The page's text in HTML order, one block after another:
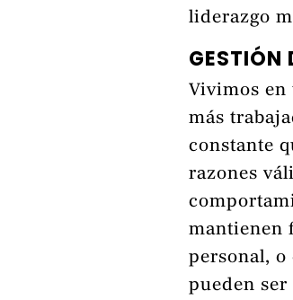
liderazgo
GESTIÓN
Vivimos en
más
constante
razones
mantienen
personal, o
pueden